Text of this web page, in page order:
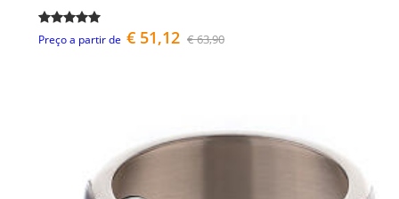
Preço a partir de € 51,12 € 63,90